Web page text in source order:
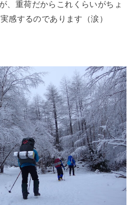
、重荷だからこれくらいがちょ
感するのであります（涙）